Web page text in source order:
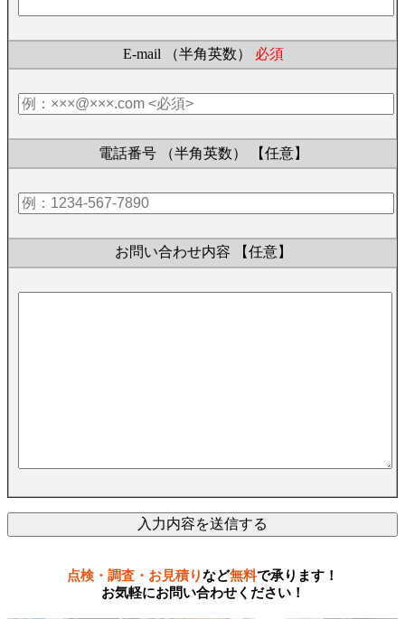
E-mail （半角英数） 必須
電話番号 （半角英数） 【任意】
お問い合わせ内容 【任意】
点検・調査・お見積りなど無料で承ります！
お気軽にお問い合わせください！